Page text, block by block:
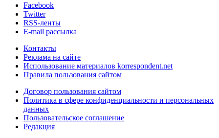
Facebook
Twitter
RSS-ленты
E-mail рассылка
Контакты
Реклама на сайте
Использование материалов korrespondent.net
Правила пользования сайтом
Договор пользования сайтом
Политика в сфере конфиденциальности и персональных
данных
Пользовательское соглашение
Редакция